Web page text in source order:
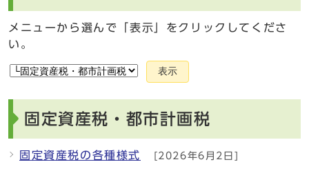
メニューから選んで「表示」をクリックしてくださ
い。
表示
固定資産税・都市計画税
固定資産税の各種様式 [2026年6月2日]